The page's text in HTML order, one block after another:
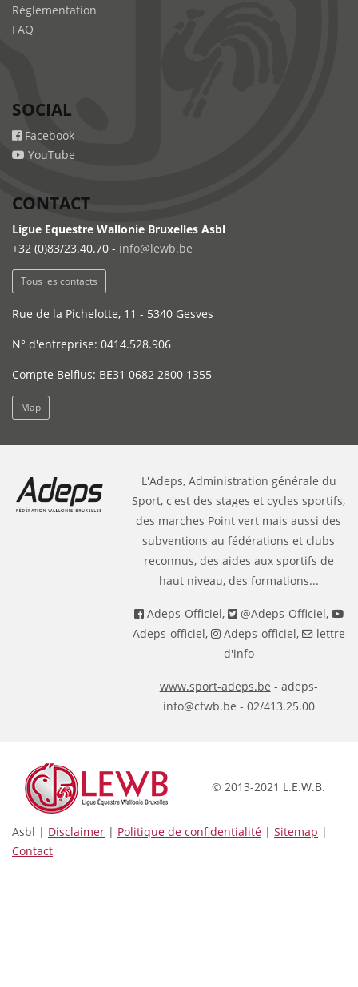
Règlementation
FAQ
SOCIAL
Facebook
YouTube
CONTACT
Ligue Equestre Wallonie Bruxelles Asbl
+32 (0)83/23.40.70 - info@lewb.be
Tous les contacts
Rue de la Pichelotte, 11 - 5340 Gesves
N° d'entreprise: 0414.528.906
Compte Belfius: BE31 0682 2800 1355
Map
L'Adeps, Administration générale du
Sport, c'est des stages et cycles sportifs,
des marches Point vert mais aussi des
subventions au fédérations et clubs
reconnus, des aides aux sportifs de
haut niveau, des formations...
Adeps-Officiel, @Adeps-Officiel,
Adeps-officiel, Adeps-officiel,
lettre
d'info
www.sport-adeps.be - adeps-
info@cfwb.be - 02/413.25.00
© 2013-2021 L.E.W.B.
Asbl | Disclaimer | Politique de confidentialité | Sitemap |
Contact